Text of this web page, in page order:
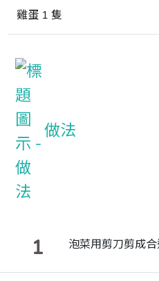
雞蛋 1 隻
做法
1 泡菜用剪刀剪成